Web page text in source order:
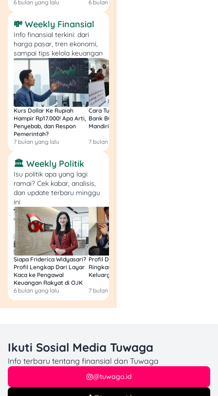
7. Tango
Aplikasivideo callgratis
selanjutnya yaitu Tango.
Aplikasi inilaunchingdi
tahun yang sama dengan
WhatsApp pada 2009.
Tango dikenal karena
kualitas videonya yang
stabil dan fiturlive
streamingyang canggih.
Selain buat ngobrol, kamu
juga bisa siaran langsung
dan berinteraksi dengan
penonton—mirip kayak
platform
Kelebihan: Bisavideo
calldanlive
streaming,
kompatibel di
Android, iPhone,
tablet, hingga PC,
kontrol layar intuitif.
Kekurangan: Lebih
berat di penggunaan
kurang relevan kalau
kamu cuma mau
ngobrol santai.
6 bulan yang lalu
6 bulan yang lalu
💸 Weekly Finansial
Info finansial terkini: dari
harga pasar, tren ekonomi,
sampai tips kelola keuangan
Kurs Dollar Ke Rupiah
Hampir Rp17.000! Apa Arti,
Penyebab, dan Respon
Pemerintah?
7 bulan yang lalu
Cara Tukar Uang Baru di
Bank BCA (Umum, BNI,
Mandiri, BRI, dan BSI) 2026!
7 bulan yang lalu
🏛️ Weekly Politik
Isu politik apa yang lagi
ramai? Cek kabar, analisis,
dan update terbaru minggu
ini
Siapa Friderica Widyasari?
Profil Lengkap Dari Layar
Kaca ke Pengawal
Keuangan Rakyat di OJK
6 bulan yang lalu
Profil Darma Mangkuluhur:
Ringkas Latar Belakang
Keluarga dan Bisnisnya
7 bulan yang lalu
Ikuti Sosial Media Tuwaga
Info terbaru tentang finansial dan Tuwaga
@tuwaga.id